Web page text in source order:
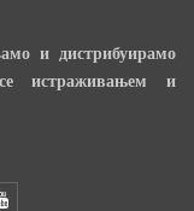
и дистрибуирамо
истраживањем и